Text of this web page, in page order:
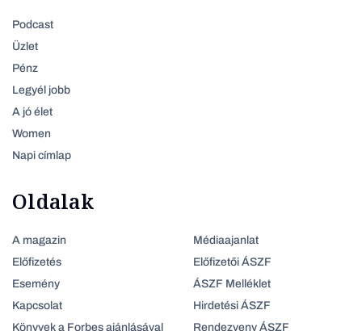
Podcast
Üzlet
Pénz
Legyél jobb
A jó élet
Women
Napi címlap
Oldalak
A magazin
Előfizetés
Esemény
Kapcsolat
Könyvek a Forbes ajánlásával
Médiaajanlat
Előfizetői ÁSZF
ÁSZF Melléklet
Hirdetési ÁSZF
Rendezveny ÁSZF